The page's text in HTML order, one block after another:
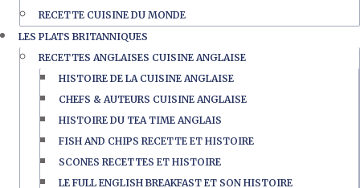
RECETTE CUISINE DU MONDE
LES PLATS BRITANNIQUES
RECETTES ANGLAISES CUISINE ANGLAISE
HISTOIRE DE LA CUISINE ANGLAISE
CHEFS & AUTEURS CUISINE ANGLAISE
HISTOIRE DU TEA TIME ANGLAIS
FISH AND CHIPS RECETTE ET HISTOIRE
SCONES RECETTES ET HISTOIRE
LE FULL ENGLISH BREAKFAST ET SON HISTOIRE